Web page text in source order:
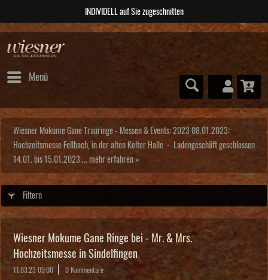
ABSOLUTE Unikate
Menü
Wiesner Mokume Gane Trauringe - Messen & Events: 2023 08.01.2023:
Hochzeitsmesse Fellbach, in der alten Kelter Halle - Ladengeschäft geschlossen
14.01. bis 15.01.2023:... mehr erfahren »
Filtern
Wiesner Mokume Gane Ringe bei - Mr. & Mrs.
Hochzeitsmesse in Sindelfingen
11.03.23 09:00 0 Kommentare